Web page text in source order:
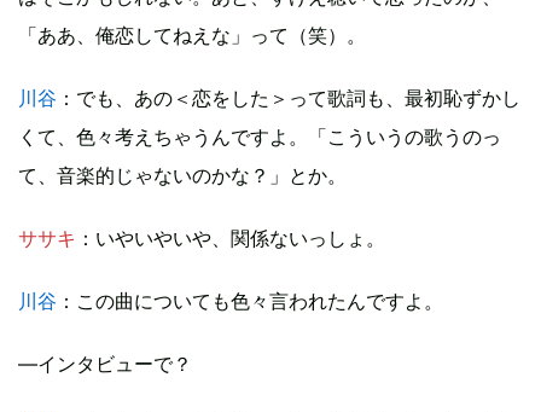
「ああ、俺恋してねえな」って（笑）。
川谷 ：でも、あの＜恋をした＞って歌詞も、最初恥ずかし
くて、色々考えちゃうんですよ。「こういうの歌うのっ
て、音楽的じゃないのかな？」とか。
ササキ ：いやいやいや、関係ないっしょ。
川谷 ：この曲についても色々言われたんですよ。
―インタビューで？